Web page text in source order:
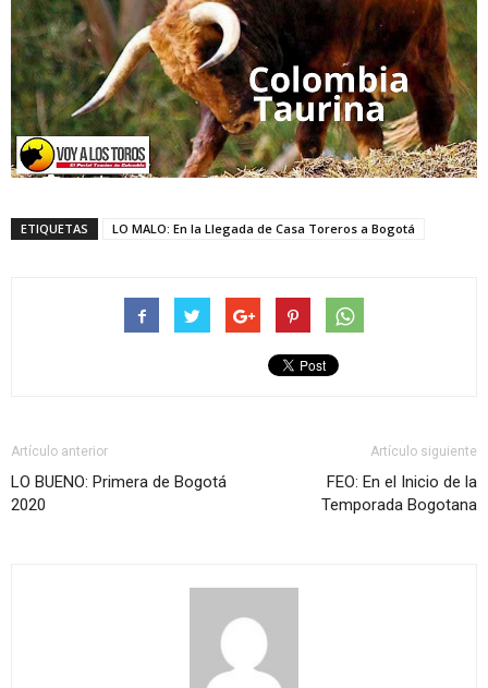
ETIQUETAS LO MALO: En la Llegada de Casa Toreros a Bogotá
Artículo anterior
LO BUENO: Primera de Bogotá
2020
Artículo siguiente
FEO: En el Inicio de la
Temporada Bogotana